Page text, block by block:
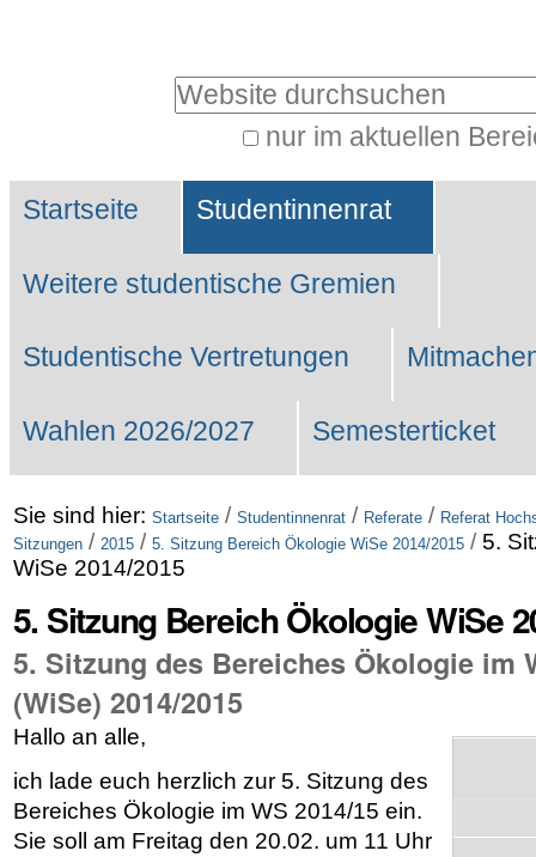
Website durchsuchen
nur im aktuellen
Suche…
Sektionen
Startseite Studentinnenrat
Weitere studentische Gremien
Studentische Vertretungen
Wahlen 2026/2027 Semesterticket
Sie sind hier: Startseite / Studentinnenrat / Referate / Referat
Sitzungen / 2015 / 5. Sitzung Bereich Ökologie WiSe 2014/2015 / 5.
WiSe 2014/2015
5. Sitzung Bereich Ökologie WiSe
5. Sitzung des Bereiches Ökologie im
(WiSe) 2014/2015
Hallo an alle,
ich lade euch herzlich zur 5. Sitzung des
Bereiches Ökologie im WS 2014/15 ein.
Sie soll am Freitag den 20.02. um 11 Uhr